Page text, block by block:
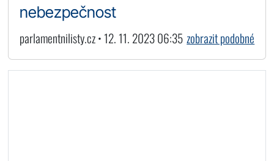
nebezpečnost
parlamentnilisty.cz • 12. 11. 2023 06:35 zobrazit podobné